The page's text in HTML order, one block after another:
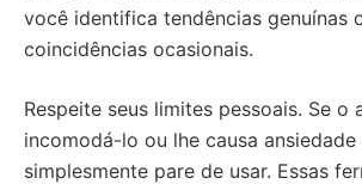
você identifica tendências genuínas
coincidências ocasionais.
Respeite seus limites pessoais. Se o
incomodá-lo ou lhe causa ansiedade
simplesmente pare de usar. Essas